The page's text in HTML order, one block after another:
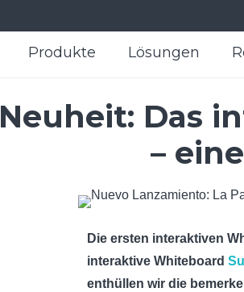
Produkte Lösungen
Produkte Lösungen
Neuheit: Das
–
Die ersten interaktiven
interaktive Whiteboard
enthüllen wir die